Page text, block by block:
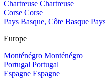
Chartreuse Chartreuse
Corse Corse
Pays Basque, Côte Basque
Europe
Monténégro Monténégro
Portugal Portugal
Espagne Espagne